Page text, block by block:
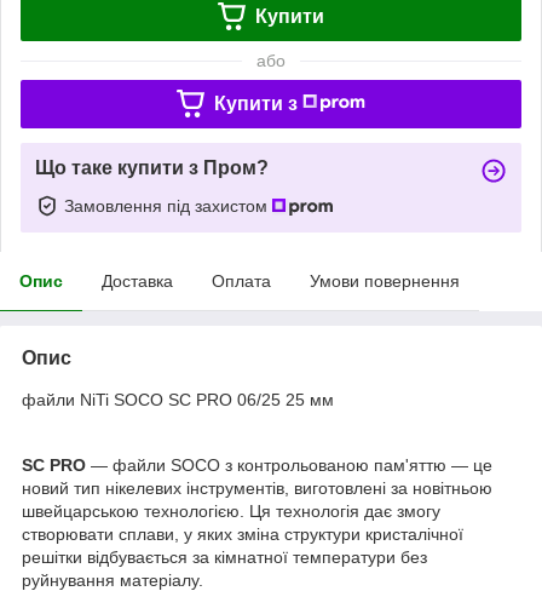
Купити
або
Купити з
Що таке купити з Пром?
Замовлення під захистом
Опис Доставка Оплата Умови повернення
Опис
файли NiTi SOCO SC PRO 06/25 25 мм
SC PRO — файли SOCO з контрольованою пам'яттю — це
новий тип нікелевих інструментів, виготовлені за новітньою
швейцарською технологією. Ця технологія дає змогу
створювати сплави, у яких зміна структури кристалічної
решітки відбувається за кімнатної температури без
руйнування матеріалу.